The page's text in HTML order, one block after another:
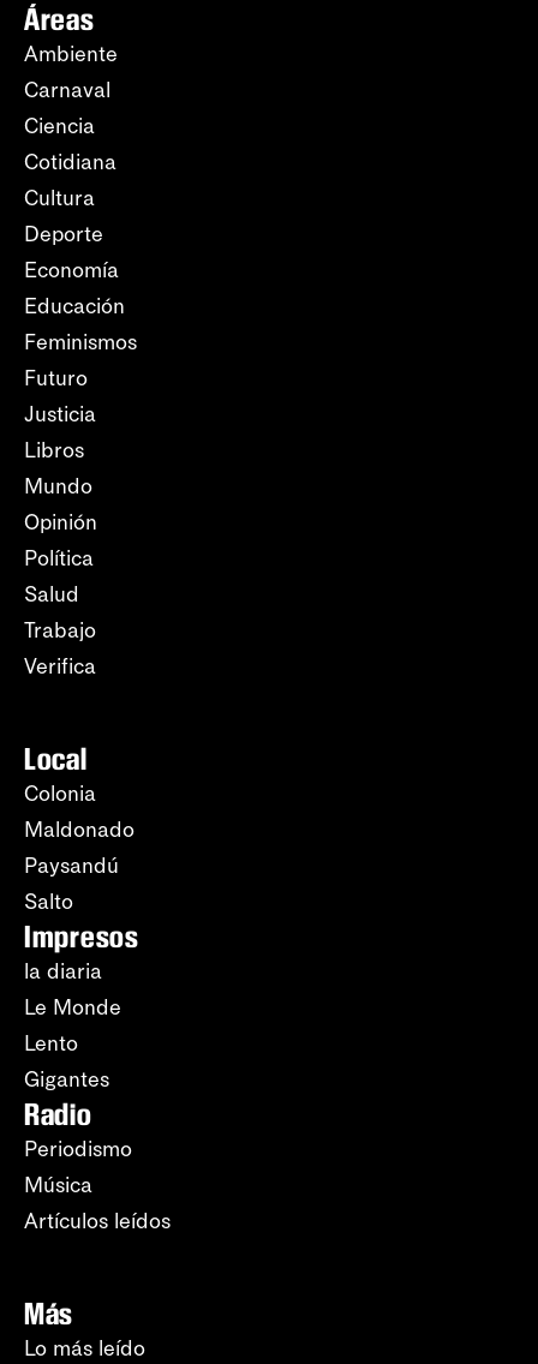
Áreas
Ambiente
Carnaval
Ciencia
Cotidiana
Cultura
Deporte
Economía
Educación
Feminismos
Futuro
Justicia
Libros
Mundo
Opinión
Política
Salud
Trabajo
Verifica
Local
Colonia
Maldonado
Paysandú
Salto
Impresos
la diaria
Le Monde
Lento
Gigantes
Radio
Periodismo
Música
Artículos leídos
Más
Lo más leído